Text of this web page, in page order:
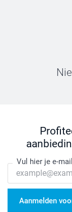
Vul hier je e-
Aanmelden